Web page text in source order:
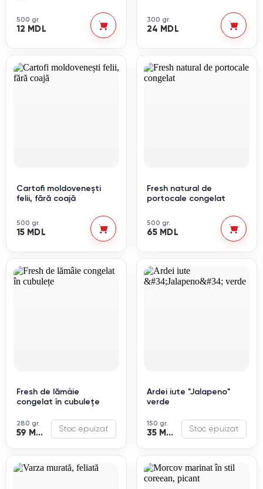
500 gr.
12 MDL
300 gr.
24 MDL
Cartofi moldovenești
felii, fără coajă
500 gr.
15 MDL
Fresh natural de
portocale congelat
500 gr.
65 MDL
Fresh de lămâie
congelat în cubulețe
280 gr.
59 MDL Stoc epuizat
Ardei iute "Jalapeno"
verde
150 gr.
35 MDL Stoc epuizat